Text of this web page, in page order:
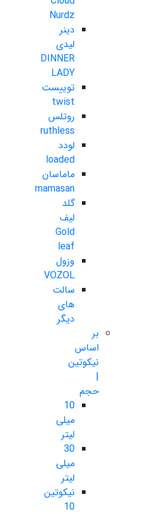
Nurdz
دینر
لیدی
DINNER
LADY
توییست
twist
روتلس
ruthless
لودد
loaded
ماماسان
mamasan
گلد
لیف
Gold
leaf
وزول
VOZOL
سالت
های
دیگر
بر
اساس
نیکوتین
|
حجم
10
میلی
لیتر
30
میلی
لیتر
نیکوتین
10